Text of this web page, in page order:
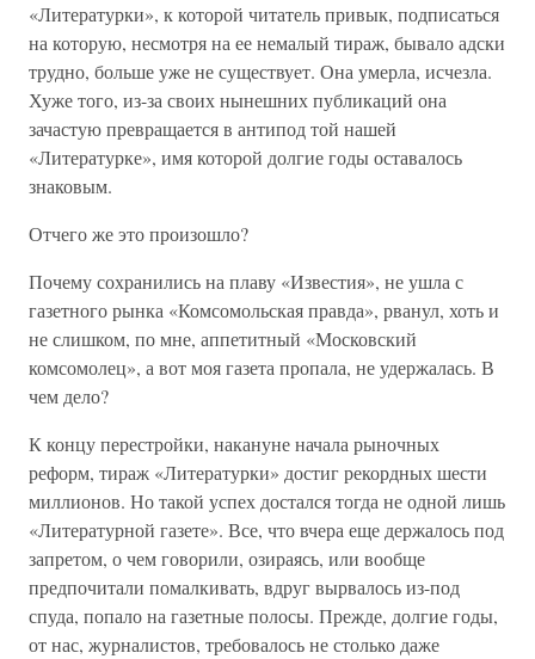
«Литературки», к которой читатель привык, подписаться
на которую, несмотря на ее немалый тираж, бывало адски
трудно, больше уже не существует. Она умерла, исчезла.
Хуже того, из-за своих нынешних публикаций она
зачастую превращается в антипод той нашей
«Литературке», имя которой долгие годы оставалось
знаковым.
Отчего же это произошло?
Почему сохранились на плаву «Известия», не ушла с
газетного рынка «Комсомольская правда», рванул, хоть и
не слишком, по мне, аппетитный «Московский
комсомолец», а вот моя газета пропала, не удержалась. В
чем дело?
К концу перестройки, накануне начала рыночных
реформ, тираж «Литературки» достиг рекордных шести
миллионов. Но такой успех достался тогда не одной лишь
«Литературной газете». Все, что вчера еще держалось под
запретом, о чем говорили, озираясь, или вообще
предпочитали помалкивать, вдруг вырвалось из-под
спуда, попало на газетные полосы. Прежде, долгие годы,
от нас, журналистов, требовалось не столько даже